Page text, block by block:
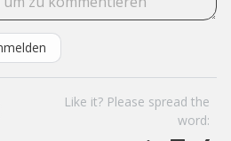
Like it? Please spread the
word: